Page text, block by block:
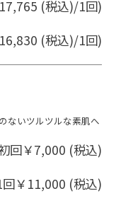
(税込)/1回)
(税込)/1回)
ないツルツルな素肌へ
回￥7,000 (税込)
回￥11,000 (税込)